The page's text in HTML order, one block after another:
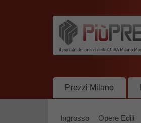
Prezzi Milano
Ingrosso Opere Edili